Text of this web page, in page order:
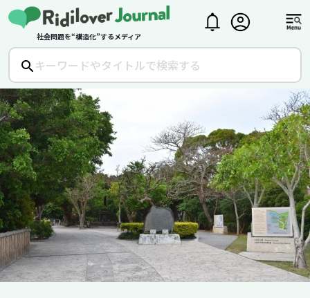
社会問題を“構造化”するメディア